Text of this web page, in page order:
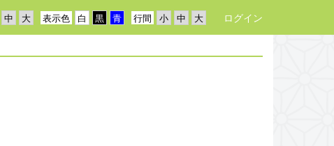
行間
表示色
ログイン